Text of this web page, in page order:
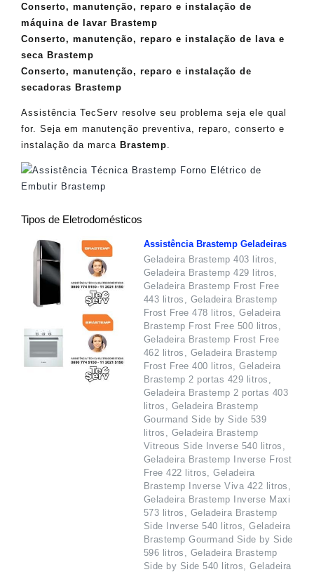
Conserto, manutenção, reparo e instalação de
máquina de lavar Brastemp
Conserto, manutenção, reparo e instalação de lava e
seca Brastemp
Conserto, manutenção, reparo e instalação de
secadoras Brastemp
Assistência TecServ resolve seu problema seja ele qual
for. Seja em manutenção preventiva, reparo, conserto e
instalação da marca Brastemp
Tipos de Eletrodomésticos
Assistência Brastemp Geladeiras
Geladeira Brastemp 403 litros,
Geladeira Brastemp 429 litros,
Geladeira Brastemp Frost Free
443 litros, Geladeira Brastemp
Frost Free 478 litros, Geladeira
Brastemp Frost Free 500 litros,
Geladeira Brastemp Frost Free
462 litros, Geladeira Brastemp
Frost Free 400 litros, Geladeira
Brastemp 2 portas 429 litros,
Geladeira Brastemp 2 portas 403
litros, Geladeira Brastemp
Gourmand Side by Side 539
litros, Geladeira Brastemp
Vitreous Side Inverse 540 litros,
Geladeira Brastemp Inverse Frost
Free 422 litros, Geladeira
Brastemp Inverse Viva 422 litros,
Geladeira Brastemp Inverse Maxi
573 litros, Geladeira Brastemp
Side Inverse 540 litros, Geladeira
Brastemp Gourmand Side by Side
596 litros, Geladeira Brastemp
Side by Side 540 litros, Geladeira